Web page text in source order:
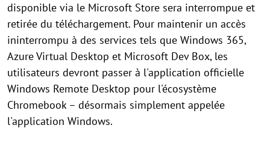
disponible via le Microsoft Store sera interrompue et
retirée du téléchargement. Pour maintenir un accès
ininterrompu à des services tels que Windows 365,
Azure Virtual Desktop et Microsoft Dev Box, les
utilisateurs devront passer à l'application officielle
Windows Remote Desktop pour l'écosystème
Chromebook – désormais simplement appelée
l'application Windows.